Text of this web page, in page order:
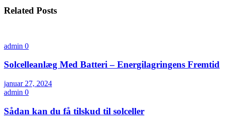
Related Posts
admin 0
Solcelleanlæg Med Batteri – Energilagringens Fremtid
januar 27, 2024
admin 0
Sådan kan du få tilskud til solceller